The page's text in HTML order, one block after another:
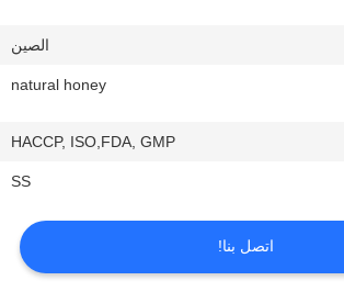
الصين
natural honey
HACCP, ISO,FDA, GMP
SS
اتصل بنا!